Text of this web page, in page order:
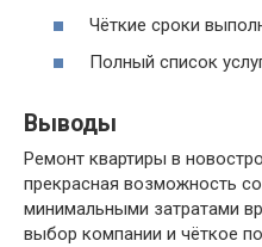
Чёткие сроки
Полный список
Выводы
Ремонт квартиры в
прекрасная возможность
минимальными затратами
выбор компании и чёткое